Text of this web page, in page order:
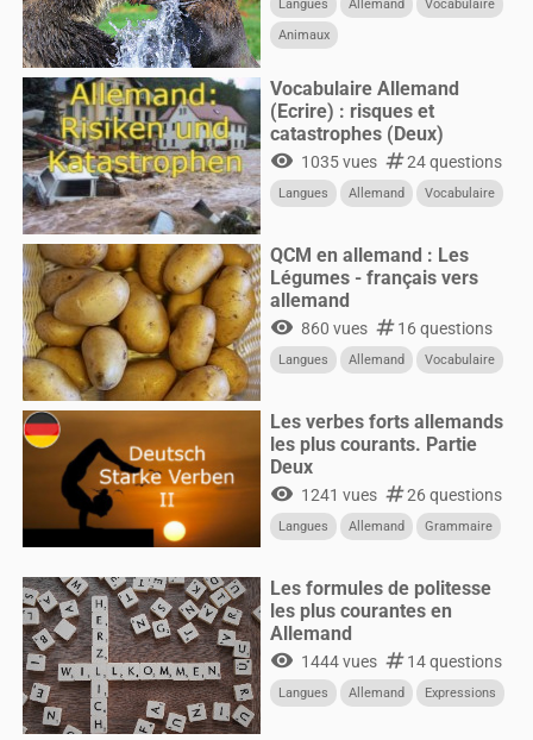
Langues Allemand
Vocabulaire
Animaux
Vocabulaire Allemand
(Ecrire) : risques et
catastrophes (Deux)
visibility 1035 vues numbers24 questions
Langues Allemand Vocabulaire
QCM en allemand : Les
Légumes - français vers
allemand
visibility 860 vues numbers16 questions
Langues Allemand Vocabulaire
Les verbes forts allemands
les plus courants. Partie
Deux
visibility 1241 vues numbers26 questions
Langues Allemand Grammaire
Les formules de politesse
les plus courantes en
Allemand
visibility 1444 vues numbers14 questions
Langues Allemand Expressions